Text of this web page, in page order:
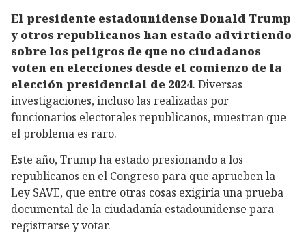
El presidente estadounidense Donald Trump
y otros republicanos han estado advirtiendo
sobre los peligros de que no ciudadanos
voten en elecciones desde el comienzo de la
elección presidencial de 2024. Diversas
investigaciones, incluso las realizadas por
funcionarios electorales republicanos, muestran que
el problema es raro.
Este año, Trump ha estado presionando a los
republicanos en el Congreso para que aprueben la
Ley SAVE, que entre otras cosas exigiría una prueba
documental de la ciudadanía estadounidense para
registrarse y votar.